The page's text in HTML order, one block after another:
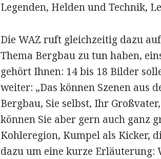
Legenden, Helden und Technik,
Die WAZ ruft gleichzeitig dazu
Thema Bergbau zu tun haben,
gehört Ihnen: 14 bis 18 Bilder
weiter: „Das können Szenen aus
Bergbau, Sie selbst, Ihr
können Sie aber gern auch ganz
Kohleregion, Kumpel als Kicker,
dazu um eine kurze Erläuterung: